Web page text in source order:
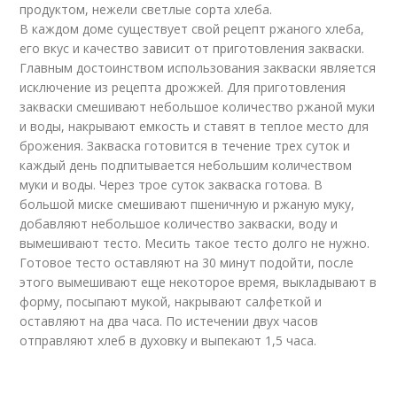
продуктом, нежели светлые сорта хлеба.
В каждом доме существует свой рецепт ржаного хлеба,
его вкус и качество зависит от приготовления закваски.
Главным достоинством использования закваски является
исключение из рецепта дрожжей. Для приготовления
закваски смешивают небольшое количество ржаной муки
и воды, накрывают емкость и ставят в теплое место для
брожения. Закваска готовится в течение трех суток и
каждый день подпитывается небольшим количеством
муки и воды. Через трое суток закваска готова. В
большой миске смешивают пшеничную и ржаную муку,
добавляют небольшое количество закваски, воду и
вымешивают тесто. Месить такое тесто долго не нужно.
Готовое тесто оставляют на 30 минут подойти, после
этого вымешивают еще некоторое время, выкладывают в
форму, посыпают мукой, накрывают салфеткой и
оставляют на два часа. По истечении двух часов
отправляют хлеб в духовку и выпекают 1,5 часа.